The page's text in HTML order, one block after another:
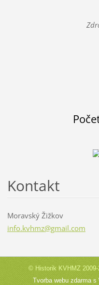
Kontakt
Moravský Žižkov
info.kvhmz@gmail.com
© Historik KVHMZ
Tvorba webu zdarma s